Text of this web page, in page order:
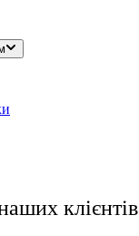
клієнтів